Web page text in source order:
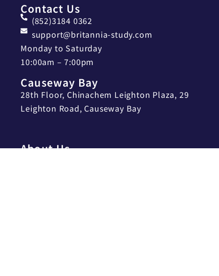
Contact Us
(852)3184 0362
support@britannia-study.com
Monday to Saturday
10:00am – 7:00pm
Causeway Bay
28th Floor, Chinachem Leighton Plaza, 29
Leighton Road, Causeway Bay
About Us